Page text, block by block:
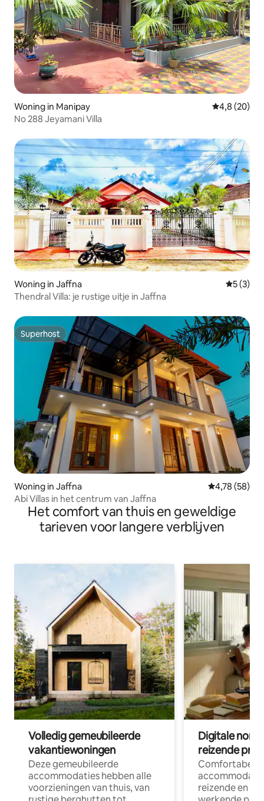
Woning in Manipay Gemiddelde
4,8 (20)
No 288 Jeyamani Villa
Woning in Jaffna
5 (3)
Thendral Villa: je rustige uitje in Jaffna
Superhost
Superhost
Woning in Jaffna Gemiddelde
4,78 (58)
Abi Villas in het centrum van Jaffna
Het comfort van thuis en geweldige
tarieven voor langere verblijven
Volledig gemeubileerde
vakantiewoningen
Deze gemeubileerde
accommodaties hebben alle
voorzieningen van thuis, van
Digitale
reizende
Comfortabele
reizende en